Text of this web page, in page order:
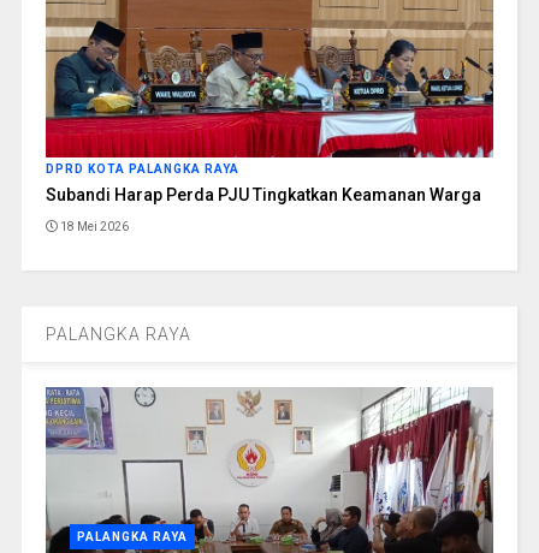
DPRD KOTA PALANGKA RAYA
Subandi Harap Perda PJU Tingkatkan Keamanan Warga
18 Mei 2026
PALANGKA RAYA
PALANGKA RAYA